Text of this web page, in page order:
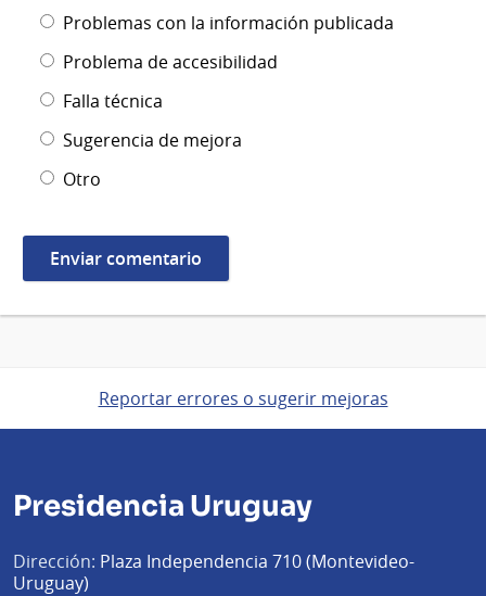
Problemas con la información publicada
Problema de accesibilidad
Falla técnica
Sugerencia de mejora
Otro
Reportar errores o sugerir mejoras
Presidencia Uruguay
Dirección: Plaza Independencia 710 (Montevideo-
Uruguay)